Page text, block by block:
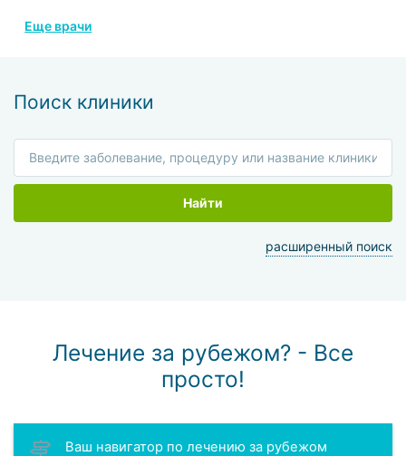
Еще врачи
Поиск клиники
Найти
расширенный поиск
Лечение за рубежом? - Все
просто!
Ваш навигатор по лечению за рубежом